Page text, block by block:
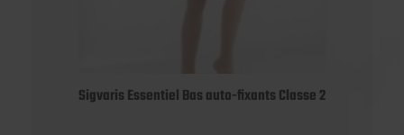
Sigvaris Essentiel Bas auto-fixants Classe 2